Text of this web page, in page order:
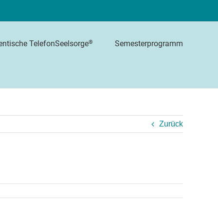
TelefonSeelsorge® Semesterprogramm
Zurück